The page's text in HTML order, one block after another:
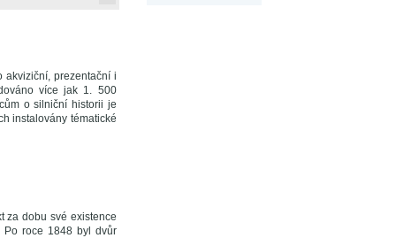
akviziční, prezentační i
více jak 1. 500
o silniční historii je
instalovány tématické
za dobu své existence
Po roce 1848 byl dvůr